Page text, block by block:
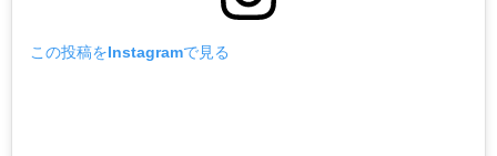
この投稿をInstagramで見る